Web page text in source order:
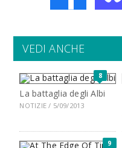
VEDI ANCHE
8
La battaglia degli Albi
NOTIZIE / 5/09/2013
9